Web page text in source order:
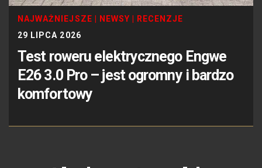
NAJWAŻNIEJSZE NEWSY
RECENZJE
29 LIPCA 2026
Test roweru elektrycznego Engwe
E26 3.0 Pro – jest ogromny i bardzo
komfortowy